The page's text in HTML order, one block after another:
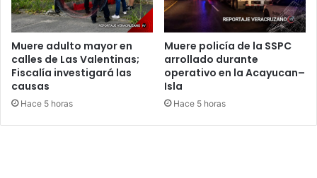
Muere adulto mayor en
calles de Las Valentinas;
Fiscalía investigará las
causas
Hace 5 horas
Muere policía de la SSPC
arrollado durante
operativo en la Acayucan–
Isla
Hace 5 horas